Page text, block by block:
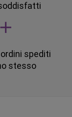
spediti
stesso